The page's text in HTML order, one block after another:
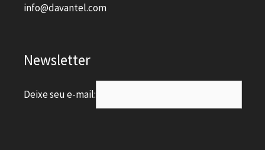
info@davantel.com
Newsletter
Deixe seu e-mail: